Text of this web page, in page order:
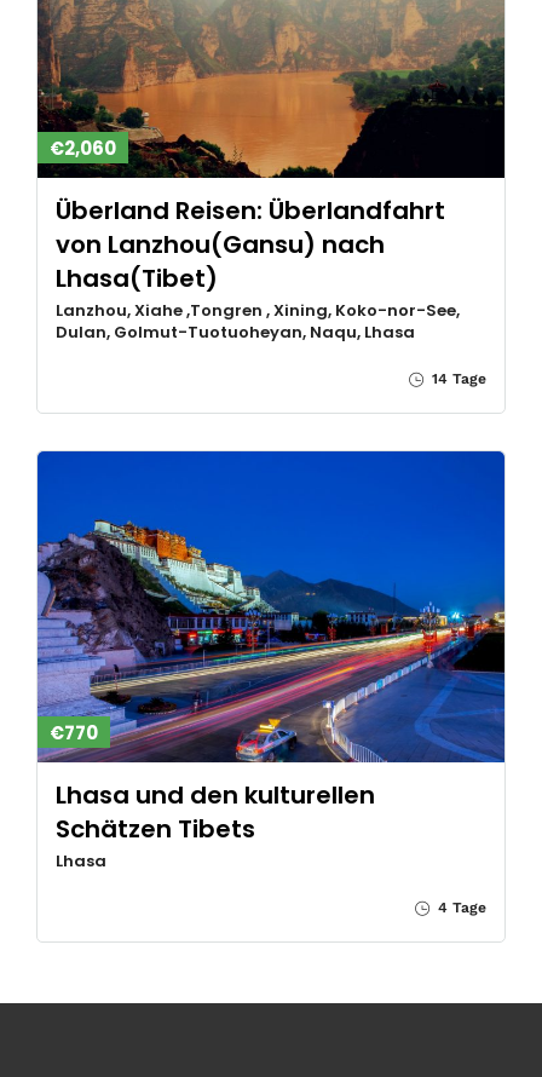
€2,060
Überland Reisen: Überlandfahrt
von Lanzhou(Gansu) nach
Lhasa(Tibet)
Lanzhou, Xiahe ,Tongren , Xining, Koko-nor-See,
Dulan, Golmut-Tuotuoheyan, Naqu, Lhasa
14 Tage
€770
Lhasa und den kulturellen
Schätzen Tibets
Lhasa
4 Tage